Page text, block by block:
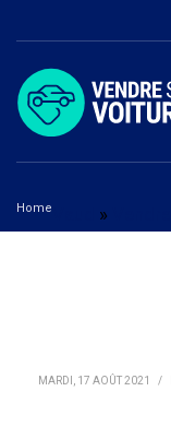
Home »
MARDI, 17 AOÛT 2021 /